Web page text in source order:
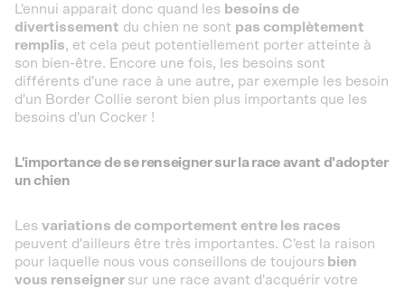
L'ennui apparait donc quand les besoins de
divertissement du chien ne sont pas complètement
remplis, et cela peut potentiellement porter atteinte à
son bien-être. Encore une fois, les besoins sont
différents d'une race à une autre, par exemple les besoin
d'un Border Collie seront bien plus importants que les
besoins d'un Cocker !
L'importance de se renseigner sur la race avant d'adopter
un chien
Les variations de comportement entre les races
peuvent d'ailleurs être très importantes. C'est la raison
pour laquelle nous vous conseillons de toujours bien
vous renseigner sur une race avant d'acquérir votre